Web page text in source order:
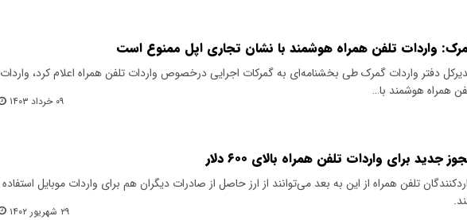
واردات تلفن همراه هوشمند با نشان تجاری اپل ممنوع است
دفتر واردات گمرک طی بخشنامه‌ای به گمرکات اجرایی درخصوص واردات تلفن همراه اعلام کرد، واردات
همراه هوشمند با…
۰۹ خرداد ۱۴۰۳
جدید برای واردات تلفن همراه بالای ۶۰۰ دلار
تلفن همراه از این به بعد می‌توانند از ارز حاصل از صادرات دیگران هم برای واردات موبایل استفاده
۲۹ شهریور ۱۴۰۲